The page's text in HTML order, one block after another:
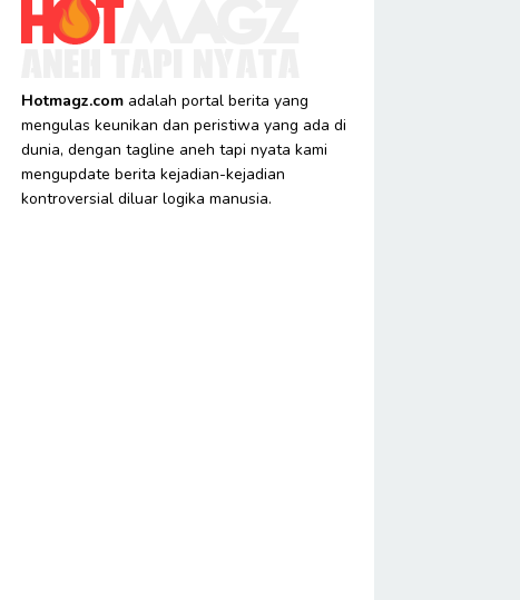
Hotmagz.comadalah portal berita yang
mengulas keunikan dan peristiwa yang ada di
dunia, dengan tagline aneh tapi nyata kami
mengupdate berita kejadian-kejadian
kontroversial diluar logika manusia.